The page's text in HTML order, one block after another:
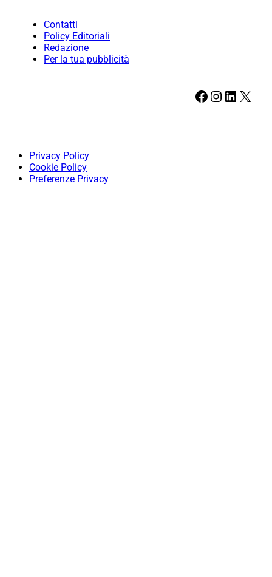
Contatti
Policy Editoriali
Redazione
Per la tua pubblicità
Facebook Instagram LinkedIn X
Privacy Policy
Cookie Policy
Preferenze Privacy